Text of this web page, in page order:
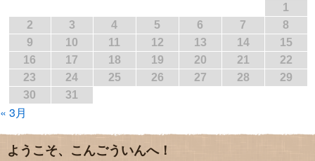
2017年3月(1)
2017年2月(1)
2017年1月(2)
2016年12月(4)
2016年11月(3)
2016年10月(1)
2016年9月
2016年6月
(2)
1
2
3 4 5 6 7
8
9
10 11 12 13 14
15
16
17 18 19 20 21
22
23
24 25 26 27 28
29
30
31
« 3月
ようこそ、こんごういんへ！